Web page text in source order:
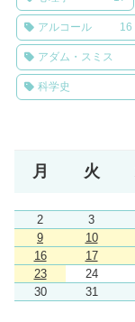
アルコール 16
アダム・スミス
科学史
月 火
2
3
9
10
16
17
23
24
30
31